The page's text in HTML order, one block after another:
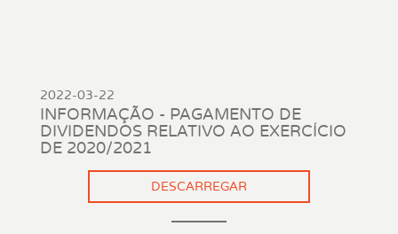
2022-03-22
INFORMAÇÃO - PAGAMENTO DE
DIVIDENDOS RELATIVO AO EXERCÍCIO
DE 2020/2021
DESCARREGAR